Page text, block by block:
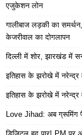
एजुकेशन लोन
गालीबाज लड़की का
केजरीवाल का दोगलापन
दिल्ली में शोर, झारखंड में
इतिहास के झरोखे में नरेन्द्र
इतिहास के झरोखे में नरेन्द्र
Love Jihad: अब ग्रूमिंग